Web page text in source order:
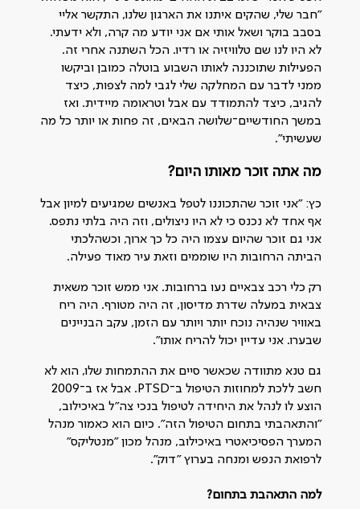
"חבר שלי, שהקים איתנו את הארגון שלנו, התקשר אליי
בסבב בוקר ושאל אותי אם אני יודע מה קרה, ולא ידעתי.
לא היו לנו שם טלוויזיה או רדיו. הכל השתנה אחרי זה.
הפעילות שתוכננה לאותו השבוע בוטלה כמובן וביקשו
ממני לדבר עם המחלקה שלי לגבי למה לצפות, כיצד
להגיב, כיצד להתמודד עם אבל וטראומה מיידית. ואז
במשך החודשיים־שלושה הבאים, זה פחות או יותר כל מה
שעשיתי".
מה אתה זוכר מאותו היום?
כץ: "אני זוכר שהתכוננו לטפל באנשים שמגיעים למיון אבל
אף אחד לא נכנס כי לא היו ניצולים, וזה היה בלתי נתפס.
אני גם זוכר שהיום עצמו היה כל כך ארוך, וכשהלכתי
הביתה הרחובות היו שוממים וזאת עיר מאוד פעילה.
רק כלי רכב צבאיים נעו ברחובות. אני ממש זוכר משאית
צבאית במעלה שדרת מדיסון, זה היה מטורף. היה ריח
באוויר שנהיה נוכח יותר ויותר עם הזמן, עקב הבניינים
שבערו. אני עדיין יכול להריח אותו".
גם טנא מתוודה שכאשר סיים את ההתמחות שלו, הוא לא
חשב ללכת למחוזות הטיפול ב־PTSD. אבל אז ב־2009
הוצע לו לנהל את היחידה לטיפול בנכי צה"ל באיכילוב,
"והתאהבתי בתחום הטיפול הזה". כיום הוא כאמור מנהל
המערך הפסיכיאטרי באיכילוב, מנהל מכון "מנטליקס"
לרפואת הנפש ומנחה בערוץ "דוק".
למה התאהבת בתחום?